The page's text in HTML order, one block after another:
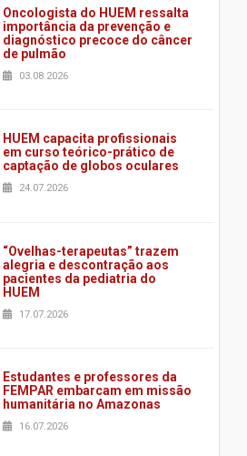
Oncologista do HUEM ressalta
importância da prevenção e
diagnóstico precoce do câncer
de pulmão
03.08.2026
HUEM capacita profissionais
em curso teórico-prático de
captação de globos oculares
24.07.2026
“Ovelhas-terapeutas” trazem
alegria e descontração aos
pacientes da pediatria do
HUEM
17.07.2026
Estudantes e professores da
FEMPAR embarcam em missão
humanitária no Amazonas
16.07.2026